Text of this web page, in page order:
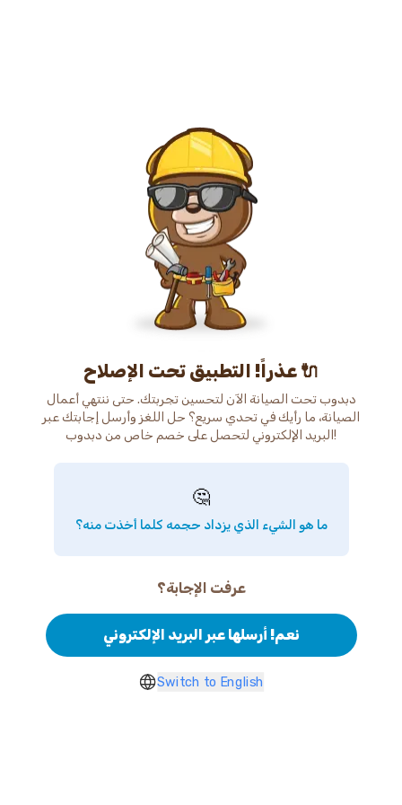
عذراً! التطبيق تحت الإصلاح 🔌
دبدوب تحت الصيانة الآن لتحسين تجربتك. حتى ننتهي أعمال
الصيانة، ما رأيك في تحدي سريع؟ حل اللغز وأرسل إجابتك عبر
البريد الإلكتروني لتحصل على خصم خاص من دبدوب!
🤔
ما هو الشيء الذي يزداد حجمه كلما أخذت منه؟
عرفت الإجابة؟
نعم! أرسلها عبر البريد الإلكتروني
Switch to English